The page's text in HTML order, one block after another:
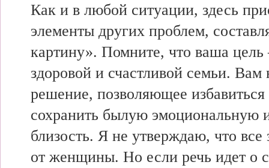
Как и в любой ситуации, здесь
элементы других проблем,
картину». Помните, что ваша
здоровой и счастливой семьи.
решение, позволяющее
сохранить былую эмоциональную
близость. Я не утверждаю, что все
от женщины. Но если речь идет о